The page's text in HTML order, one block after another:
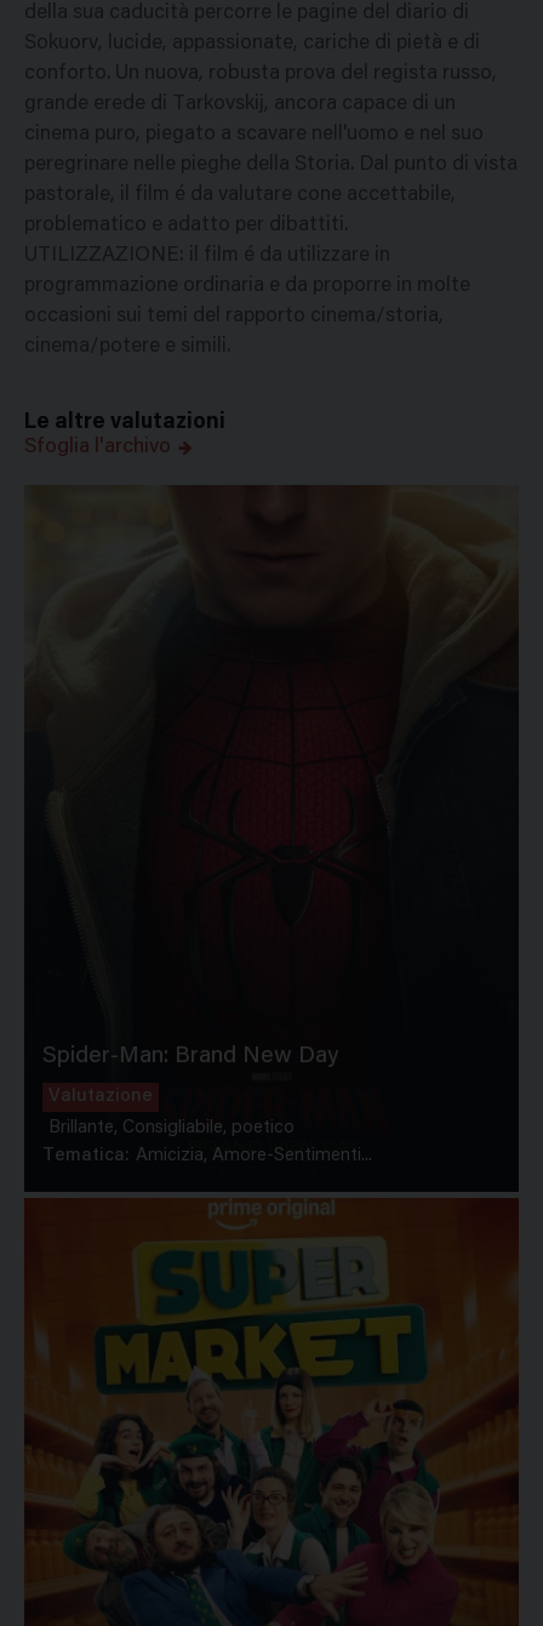
della sua caducità percorre le pagine del diario di
Sokuorv, lucide, appassionate, cariche di pietà e di
conforto. Un nuova, robusta prova del regista russo,
grande erede di Tarkovskij, ancora capace di un
cinema puro, piegato a scavare nell'uomo e nel suo
peregrinare nelle pieghe della Storia. Dal punto di vista
pastorale, il film é da valutare cone accettabile,
problematico e adatto per dibattiti.
UTILIZZAZIONE: il film é da utilizzare in
programmazione ordinaria e da proporre in molte
occasioni sui temi del rapporto cinema/storia,
cinema/potere e simili.
Le altre valutazioni
Sfoglia l'archivo
Spider-Man: Brand New Day
Valutazione
Brillante, Consigliabile, poetico
Tematica: Amicizia, Amore-Sentimenti...